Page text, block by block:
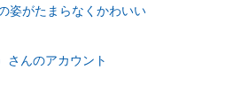
姿がたまらなくかわいい
さんのアカウント